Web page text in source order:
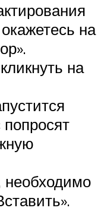
на
на
попросят
необходимо